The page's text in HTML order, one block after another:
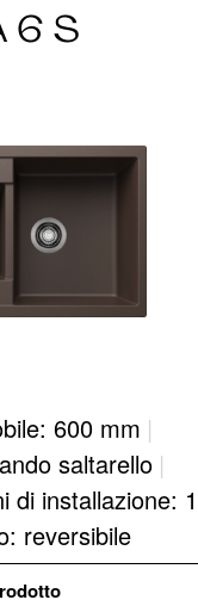
6 S
600 mm |
saltarello |
di installazione: 1
reversibile